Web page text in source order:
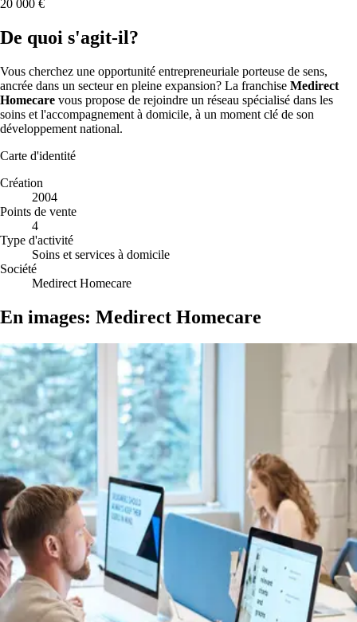
20 000 €
De quoi s'agit-il?
Vous cherchez une opportunité entrepreneuriale porteuse de sens,
ancrée dans un secteur en pleine expansion? La franchise Medirect
Homecare vous propose de rejoindre un réseau spécialisé dans les
soins et l'accompagnement à domicile, à un moment clé de son
développement national.
Carte d'identité
Création
2004
Points de vente
4
Type d'activité
Soins et services à domicile
Société
Medirect Homecare
En images: Medirect Homecare